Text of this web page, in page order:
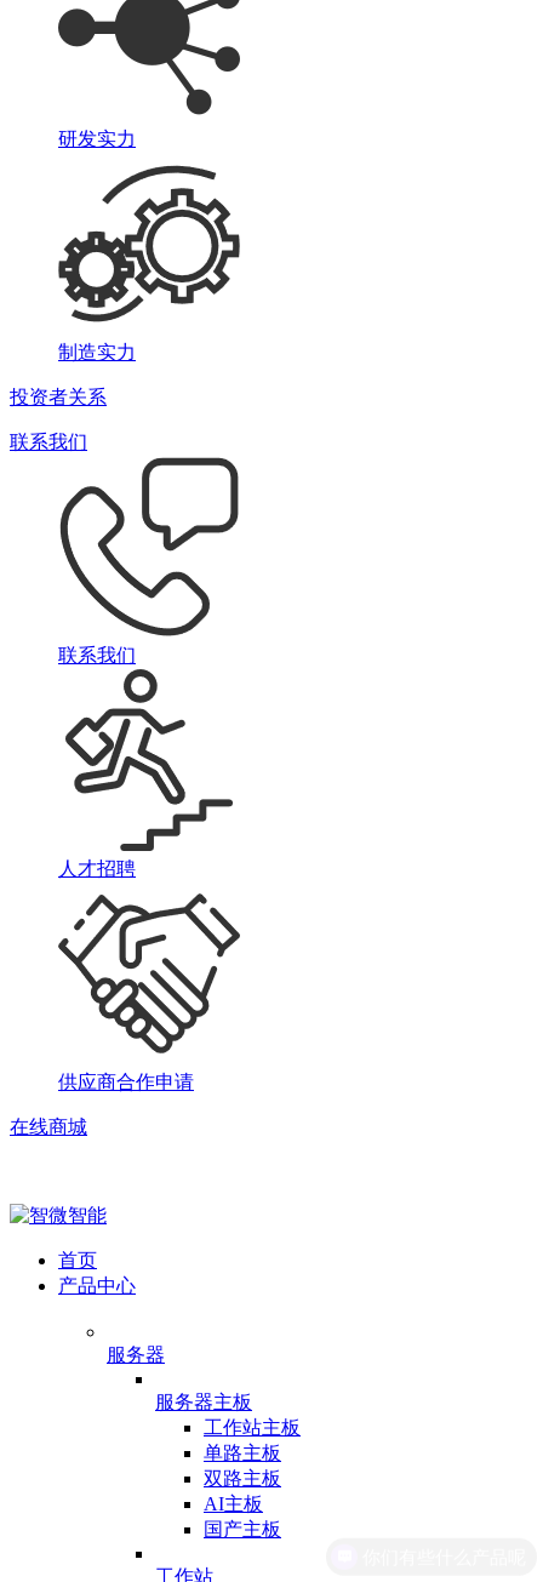
研发实力
制造实力
投资者关系
联系我们
联系我们
人才招聘
供应商合作申请
在线商城
首页
产品中心
服务器
服务器主板
工作站主板
单路主板
双路主板
AI主板
国产主板
工作站